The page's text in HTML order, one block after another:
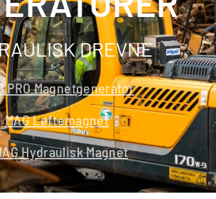
DREVNE
PRO Magnetgenerator
MAG Løftemagnet
Hydraulisk Magnet